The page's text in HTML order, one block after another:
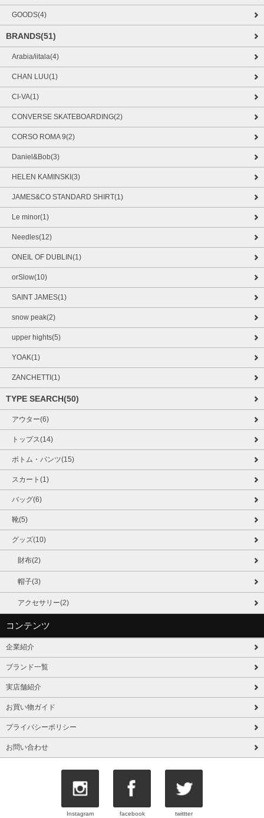
GOODS(4)
BRANDS(51)
Arabia/iitala(4)
CHAN LUU(1)
CI-VA(1)
CONVERSE SKATEBOARDING(2)
CORSO ROMA 9(2)
Daniel&Bob(3)
HELEN KAMINSKI(3)
JAMES&CO STANDARD SHIRT(1)
Le minor(1)
Needles(12)
ONEIL OF DUBLIN(1)
orSlow(10)
SAINT JAMES(1)
snow peak(2)
upper hights(5)
YOAK(1)
ZANCHETTI(1)
TYPE SEARCH(50)
アウター(6)
トップス(14)
ボトム・パンツ(15)
スカート(1)
バッグ(6)
靴(5)
グッズ(10)
財布(2)
帽子(3)
アクセサリー(2)
コンテンツ
企業紹介
ブランド一覧
実店舗紹介
お買い物ガイド
プライバシーポリシー
お問い合わせ
Instagram facebook twittter